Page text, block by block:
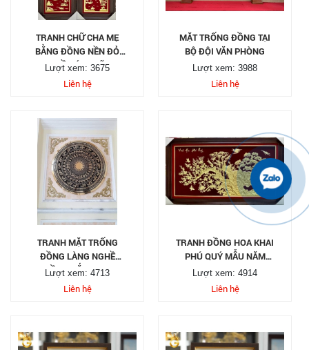
TRANH CHỮ CHA MẸ
BẰNG ĐỒNG NỀN ĐỎ
NHIỀU Ý NGHĨA
Lượt xem: 3675
Liên hệ
MẶT TRỐNG ĐỒNG TẠI
BỘ ĐỘI VĂN PHÒNG
Lượt xem: 3988
Liên hệ
TRANH MẶT TRỐNG
ĐỒNG LÀNG NGHỀ
ĐỒNG BẮC NINH
Lượt xem: 4713
Liên hệ
TRANH ĐỒNG HOA KHAI
PHÚ QUÝ MẪU NĂM
2024
Lượt xem: 4914
Liên hệ